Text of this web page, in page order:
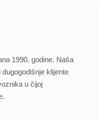
1990. godine. Naša
klijente
u čijoj